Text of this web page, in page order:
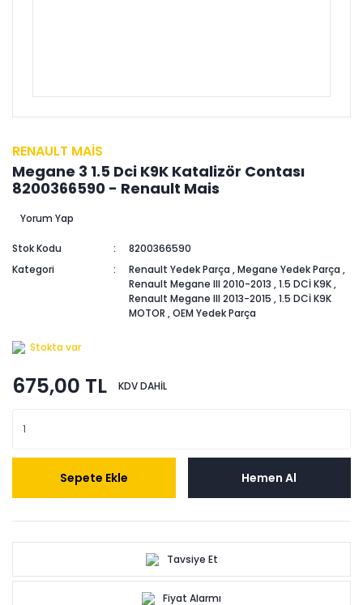
RENAULT MAİS
Megane 3 1.5 Dci K9K Katalizör Contası
8200366590 - Renault Mais
Yorum Yap
Stok Kodu
8200366590
Kategori
Renault Yedek Parça ,Megane Yedek Parça ,
Renault Megane III 2010-2013 ,1.5 DCİ K9K,
Renault Megane III 2013-2015 ,1.5 DCİ K9K
MOTOR ,OEM Yedek Parça
Stokta var
675,00 TL KDV DAHİL
Sepete Ekle Hemen Al
Tavsiye Et
Fiyat Alarmı